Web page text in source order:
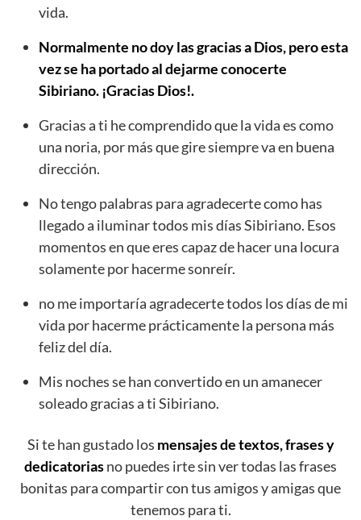
vida.
Normalmente no doy las gracias a Dios, pero esta
vez se ha portado al dejarme conocerte
Sibiriano. ¡Gracias Dios!.
Gracias a ti he comprendido que la vida es como
una noria, por más que gire siempre va en buena
dirección.
No tengo palabras para agradecerte como has
llegado a iluminar todos mis días Sibiriano. Esos
momentos en que eres capaz de hacer una locura
solamente por hacerme sonreír.
no me importaría agradecerte todos los días de mi
vida por hacerme prácticamente la persona más
feliz del día.
Mis noches se han convertido en un amanecer
soleado gracias a ti Sibiriano.
Si te han gustado los mensajes de textos, frases y
dedicatoriasno puedes irte sin ver todas las frases
bonitas para compartir con tus amigos y amigas que
tenemos para ti.